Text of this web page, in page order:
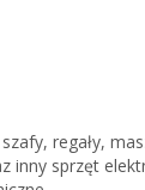
regały,
inny sprzęt